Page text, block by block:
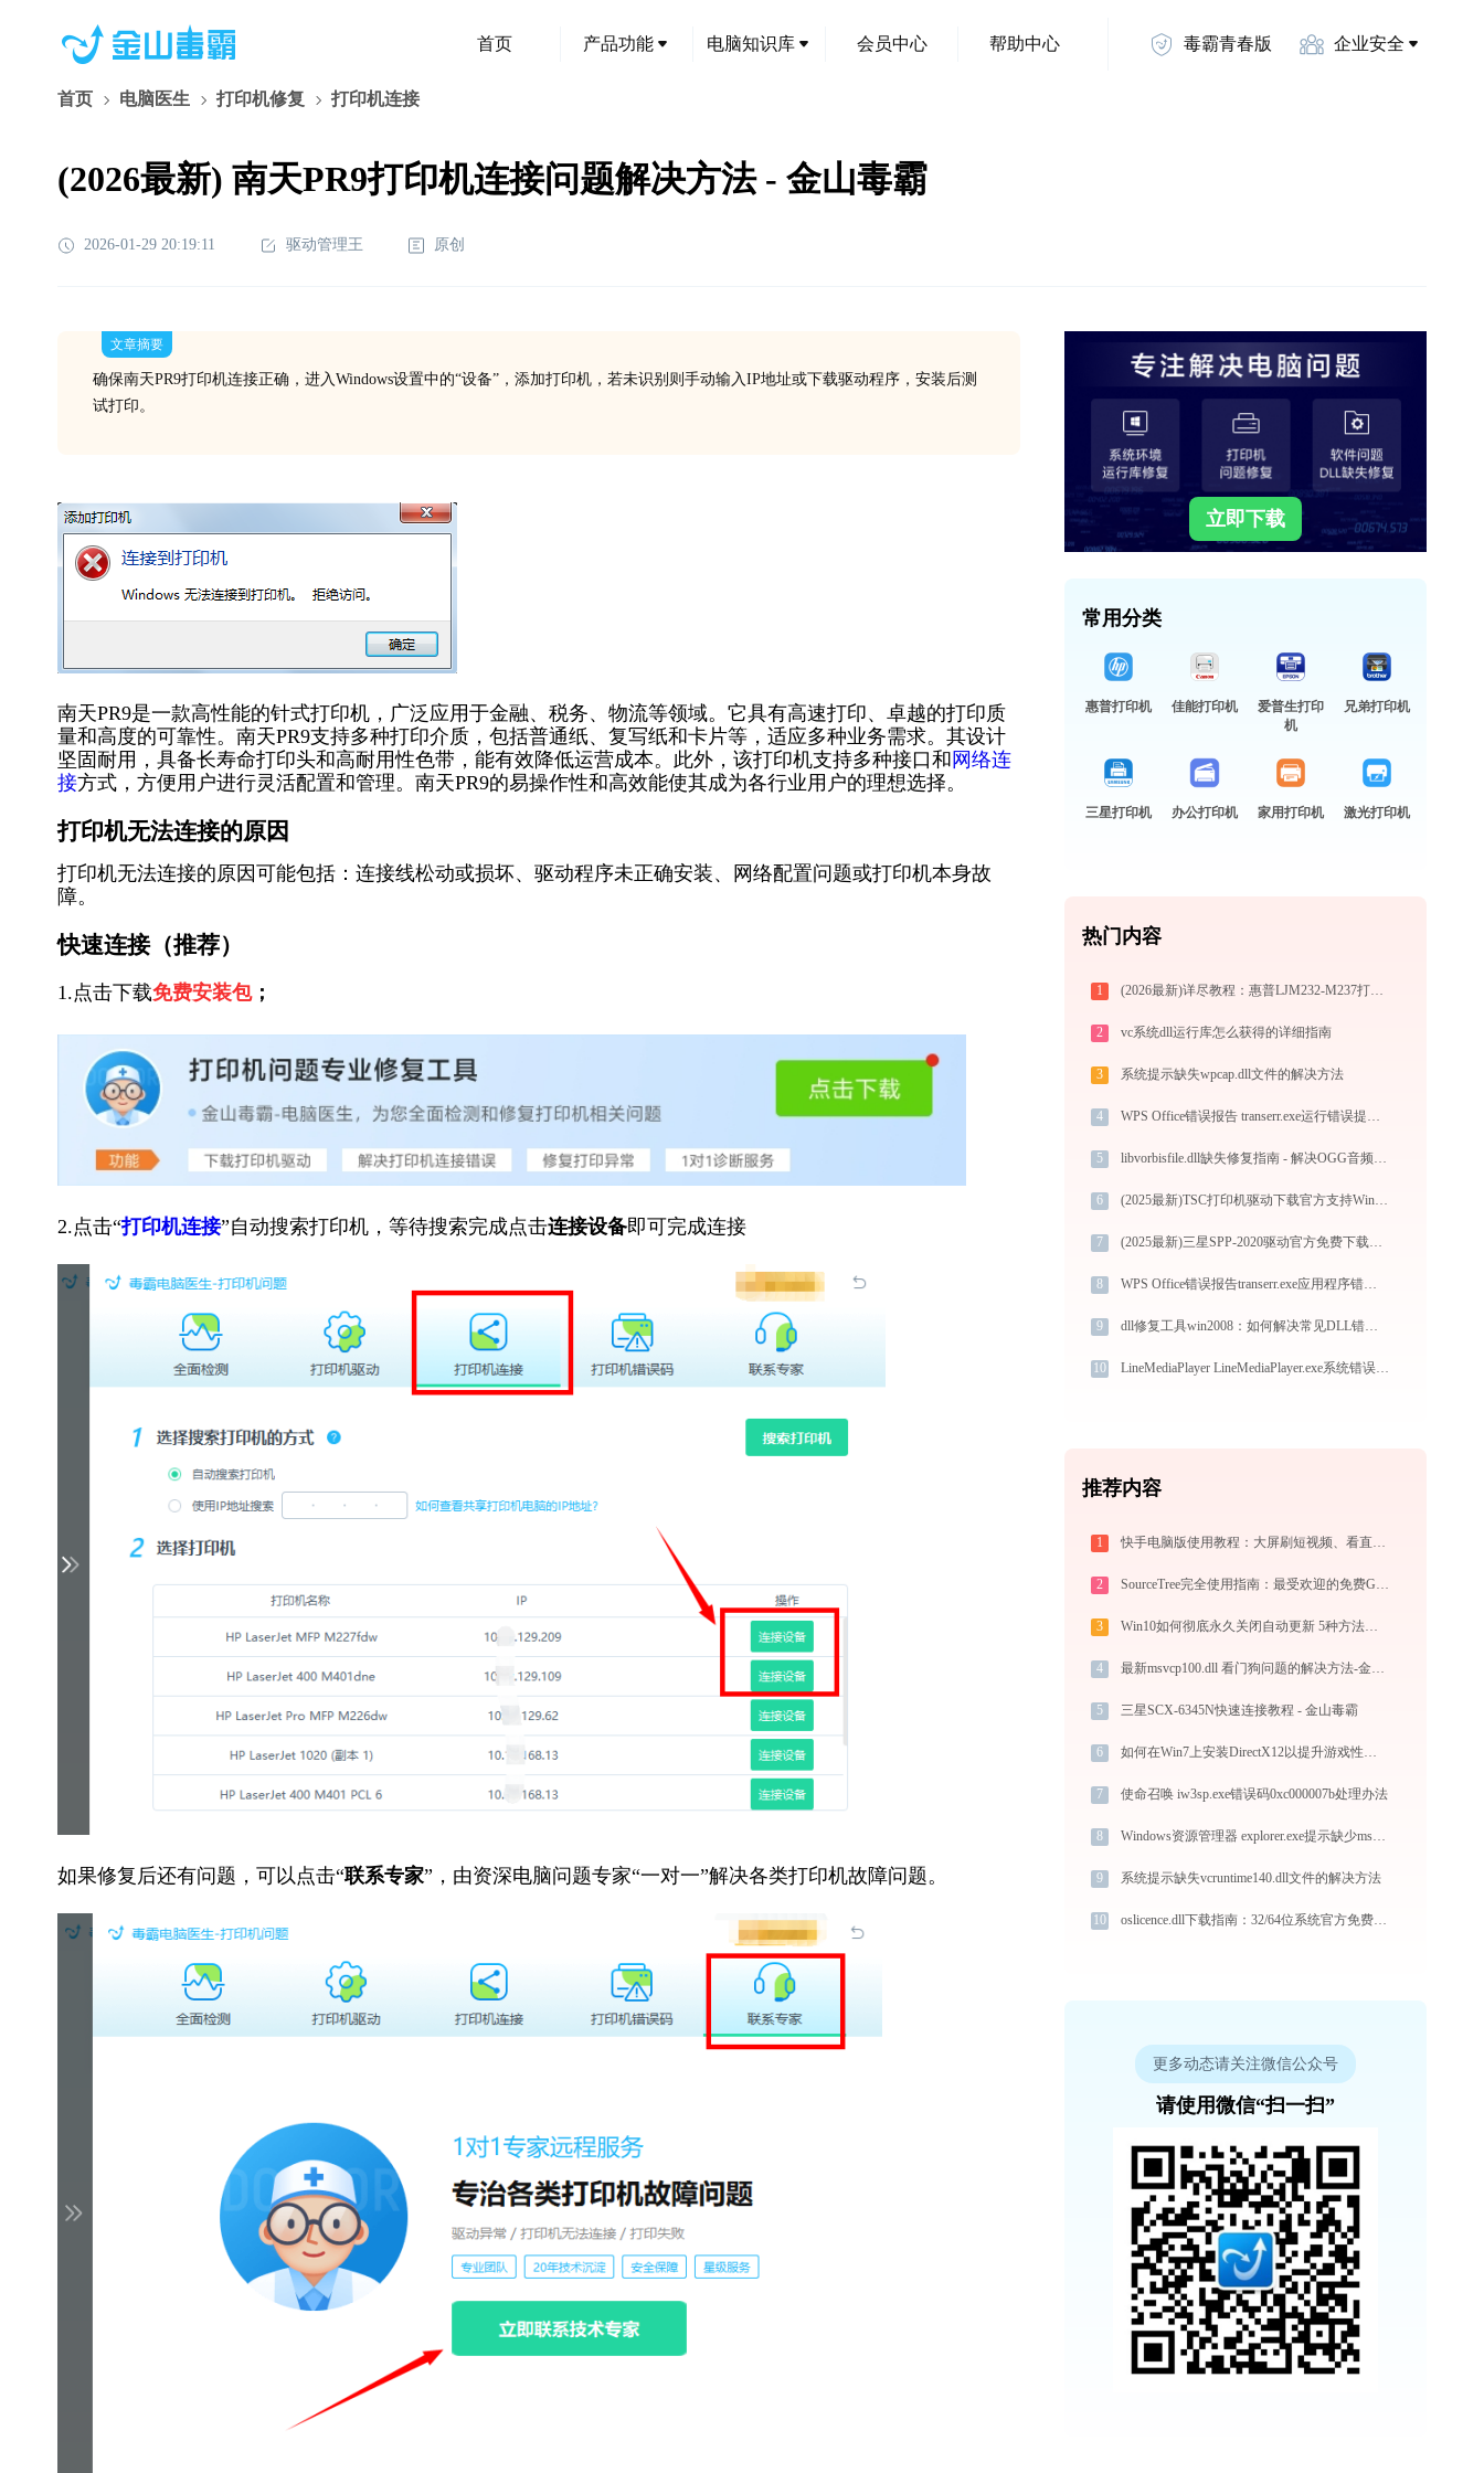
首页 产品功能 电脑知识库 会员中心 帮助中心 毒霸青春版 企业安全
首页 电脑医生 打印机修复 打印机连接
(2026最新) 南天PR9打印机连接问题解决方法 - 金山毒霸
2026-01-29 20:19:11 驱动管理王 原创
文章摘要
确保南天PR9打印机连接正确，进入Windows设置中的“设备”，添加打印机，若未识别则手动输入IP地址或下载驱动程序，安装后测
试打印。
南天PR9是一款高性能的针式打印机，广泛应用于金融、税务、物流等领域。它具有高速打印、卓越的打印质
量和高度的可靠性。南天PR9支持多种打印介质，包括普通纸、复写纸和卡片等，适应多种业务需求。其设计
坚固耐用，具备长寿命打印头和高耐用性色带，能有效降低运营成本。此外，该打印机支持多种接口和 网络连
接方式，方便用户进行灵活配置和管理。南天PR9的易操作性和高效能使其成为各行业用户的理想选择。
打印机无法连接的原因
打印机无法连接的原因可能包括：连接线松动或损坏、驱动程序未正确安装、网络配置问题或打印机本身故
障。
快速连接（推荐）
1.点击下载免费安装包；
2.点击“打印机连接”自动搜索打印机，等待搜索完成点击连接设备即可完成连接
如果修复后还有问题，可以点击“联系专家”，由资深电脑问题专家“一对一”解决各类打印机故障问题。
立即下载
常用分类
惠普打印机 佳能打印机
爱普生打印
机
兄弟打印机
三星打印机 办公打印机 家用打印机 激光打印机
热门内容
1 (2026最新)详尽教程：惠普LJM232-M237打印机驱动的正确下载与安装方式
2 vc系统dll运行库怎么获得的详细指南
3 系统提示缺失wpcap.dll文件的解决方法
4 WPS Office错误报告 transerr.exe运行错误提示0xc000000d的解决办法
5 libvorbisfile.dll缺失修复指南 - 解决OGG音频播放错误
6 (2025最新)TSC打印机驱动下载官方支持Win10/Win11
7 (2025最新)三星SPP-2020驱动官方免费下载与安装指南
8 WPS Office错误报告transerr.exe应用程序错误0xc000000d解决方法
9 dll修复工具win2008：如何解决常见DLL错误？
10 LineMediaPlayer LineMediaPlayer.exe系统错误skottie.dll丢失如何解决
推荐内容
1 快手电脑版使用教程：大屏刷短视频、看直播与PC直播伴侣一站式指南
2 SourceTree完全使用指南：最受欢迎的免费Git GUI客户端从入门到精通（2026最新）
3 Win10如何彻底永久关闭自动更新 5种方法教你永久关闭win10自动更新
4 最新msvcp100.dll 看门狗问题的解决方法-金山毒霸
5 三星SCX-6345N快速连接教程 - 金山毒霸
6 如何在Win7上安装DirectX12以提升游戏性能？
7 使命召唤 iw3sp.exe错误码0xc000007b处理办法
8 Windows资源管理器 explorer.exe提示缺少msvcr100.dll文件的解决办法
9 系统提示缺失vcruntime140.dll文件的解决方法
10 oslicence.dll下载指南：32/64位系统官方免费版DLL文件修复教程
更多动态请关注微信公众号
请使用微信“扫一扫”